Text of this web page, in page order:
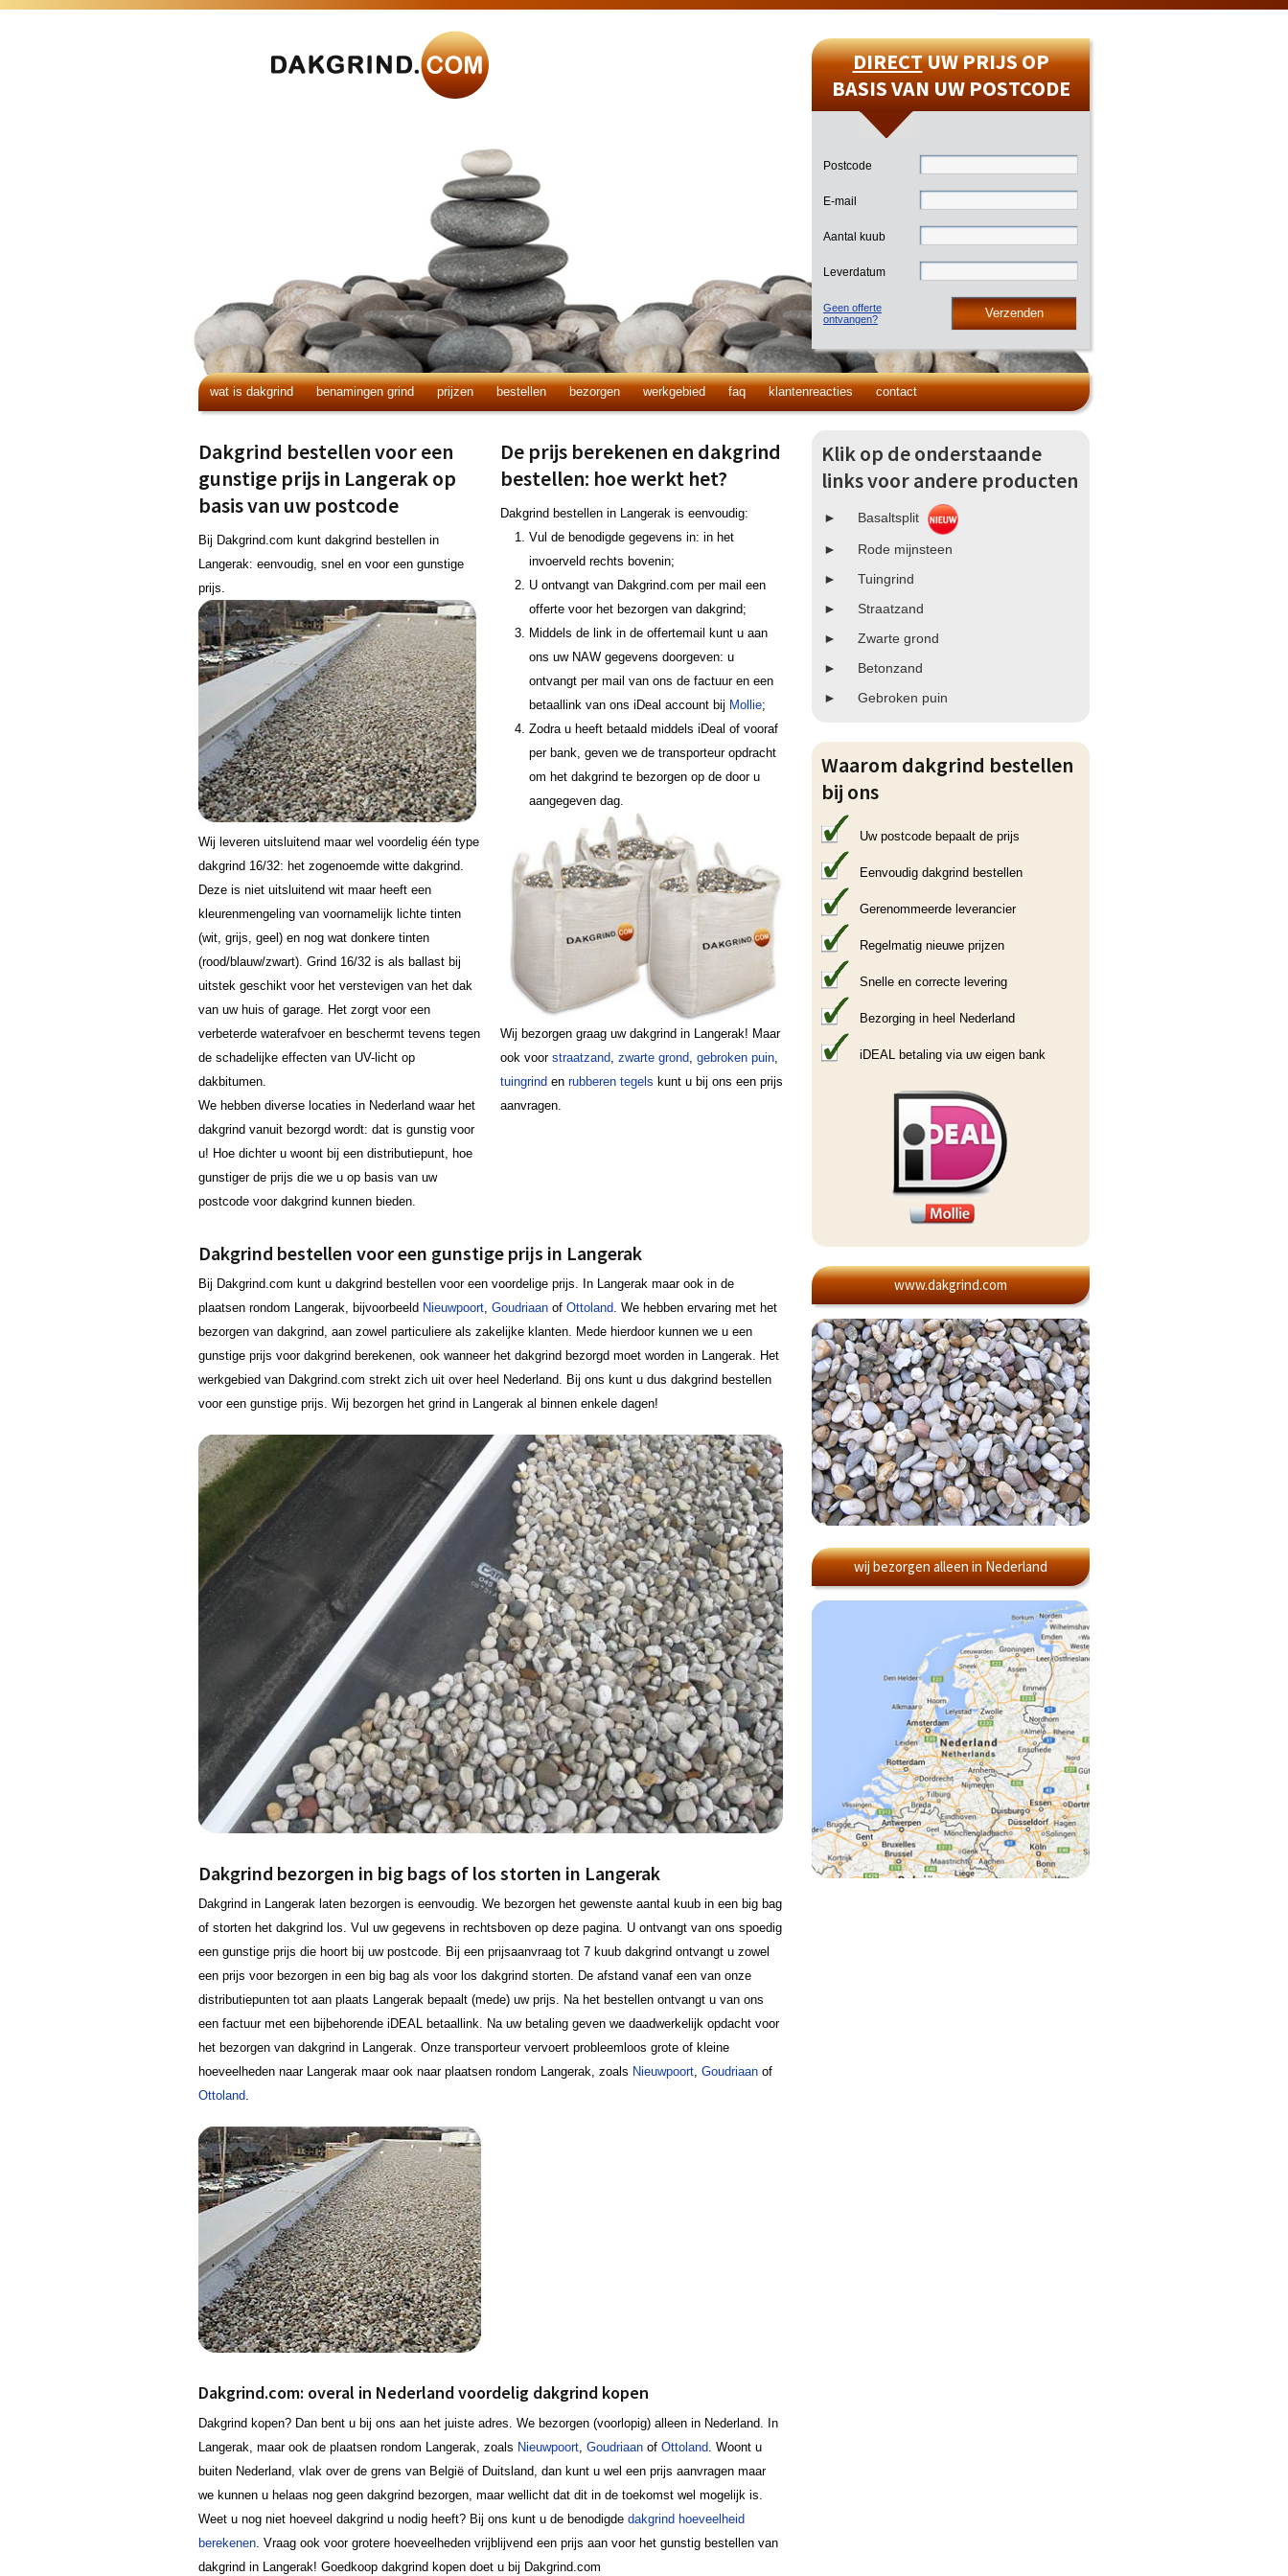
DIRECTUW PRIJS OP
BASIS VAN UW POSTCODE
Geen offerte
ontvangen?
Postcode
E-mail
Aantal kuub
Leverdatum
wat is dakgrind benamingen grind prijzen bestellen bezorgen werkgebied faq klantenreacties contact
Dakgrind bestellen voor een
gunstige prijs in Langerak op
basis van uw postcode
Bij Dakgrind.com kunt dakgrind bestellen in
Langerak: eenvoudig, snel en voor een gunstige
prijs.
Wij leveren uitsluitend maar wel voordelig één type
dakgrind 16/32: het zogenoemde witte dakgrind.
Deze is niet uitsluitend wit maar heeft een
kleurenmengeling van voornamelijk lichte tinten
(wit, grijs, geel) en nog wat donkere tinten
(rood/blauw/zwart). Grind 16/32 is als ballast bij
uitstek geschikt voor het verstevigen van het dak
van uw huis of garage. Het zorgt voor een
verbeterde waterafvoer en beschermt tevens tegen
de schadelijke effecten van UV-licht op
dakbitumen.
We hebben diverse locaties in Nederland waar het
dakgrind vanuit bezorgd wordt: dat is gunstig voor
u! Hoe dichter u woont bij een distributiepunt, hoe
gunstiger de prijs die we u op basis van uw
postcode voor dakgrind kunnen bieden.
De prijs berekenen en dakgrind
bestellen: hoe werkt het?
Dakgrind bestellen in Langerak is eenvoudig:
Vul de benodigde gegevens in: in het
invoerveld rechts bovenin;
U ontvangt van Dakgrind.com per mail een
offerte voor het bezorgen van dakgrind;
Middels de link in de offertemail kunt u aan
ons uw NAW gegevens doorgeven: u
ontvangt per mail van ons de factuur en een
betaallink van ons iDeal account bij Mollie;
Zodra u heeft betaald middels iDeal of vooraf
per bank, geven we de transporteur opdracht
om het dakgrind te bezorgen op de door u
aangegeven dag.
Wij bezorgen graag uw dakgrind in Langerak! Maar
ook voor straatzand, zwarte grond, gebroken puin,
tuingrind en rubberen tegels kunt u bij ons een prijs
aanvragen.
Dakgrind bestellen voor een gunstige prijs in Langerak
Bij Dakgrind.com kunt u dakgrind bestellen voor een voordelige prijs. In Langerak maar ook in de
plaatsen rondom Langerak, bijvoorbeeld Nieuwpoort, Goudriaan of Ottoland. We hebben ervaring met het
bezorgen van dakgrind, aan zowel particuliere als zakelijke klanten. Mede hierdoor kunnen we u een
gunstige prijs voor dakgrind berekenen, ook wanneer het dakgrind bezorgd moet worden in Langerak. Het
werkgebied van Dakgrind.com strekt zich uit over heel Nederland. Bij ons kunt u dus dakgrind bestellen
voor een gunstige prijs. Wij bezorgen het grind in Langerak al binnen enkele dagen!
Dakgrind bezorgen in big bags of los storten in Langerak
Dakgrind in Langerak laten bezorgen is eenvoudig. We bezorgen het gewenste aantal kuub in een big bag
of storten het dakgrind los. Vul uw gegevens in rechtsboven op deze pagina. U ontvangt van ons spoedig
een gunstige prijs die hoort bij uw postcode. Bij een prijsaanvraag tot 7 kuub dakgrind ontvangt u zowel
een prijs voor bezorgen in een big bag als voor los dakgrind storten. De afstand vanaf een van onze
distributiepunten tot aan plaats Langerak bepaalt (mede) uw prijs. Na het bestellen ontvangt u van ons
een factuur met een bijbehorende iDEAL betaallink. Na uw betaling geven we daadwerkelijk opdacht voor
het bezorgen van dakgrind in Langerak. Onze transporteur vervoert probleemloos grote of kleine
hoeveelheden naar Langerak maar ook naar plaatsen rondom Langerak, zoals Nieuwpoort, Goudriaan of
Ottoland.
Dakgrind.com: overal in Nederland voordelig dakgrind kopen
Dakgrind kopen? Dan bent u bij ons aan het juiste adres. We bezorgen (voorlopig) alleen in Nederland. In
Langerak, maar ook de plaatsen rondom Langerak, zoals Nieuwpoort, Goudriaan of Ottoland. Woont u
buiten Nederland, vlak over de grens van België of Duitsland, dan kunt u wel een prijs aanvragen maar
we kunnen u helaas nog geen dakgrind bezorgen, maar wellicht dat dit in de toekomst wel mogelijk is.
Weet u nog niet hoeveel dakgrind u nodig heeft? Bij ons kunt u de benodigde dakgrind hoeveelheid
berekenen. Vraag ook voor grotere hoeveelheden vrijblijvend een prijs aan voor het gunstig bestellen van
dakgrind in Langerak! Goedkoop dakgrind kopen doet u bij Dakgrind.com
Klik op de onderstaande
links voor andere producten
Basaltsplit
Rode mijnsteen
Tuingrind
Straatzand
Zwarte grond
Betonzand
Gebroken puin
Waarom dakgrind bestellen
bij ons
Uw postcode bepaalt de prijs
Eenvoudig dakgrind bestellen
Gerenommeerde leverancier
Regelmatig nieuwe prijzen
Snelle en correcte levering
Bezorging in heel Nederland
iDEAL betaling via uw eigen bank
www.dakgrind.com
wij bezorgen alleen in Nederland